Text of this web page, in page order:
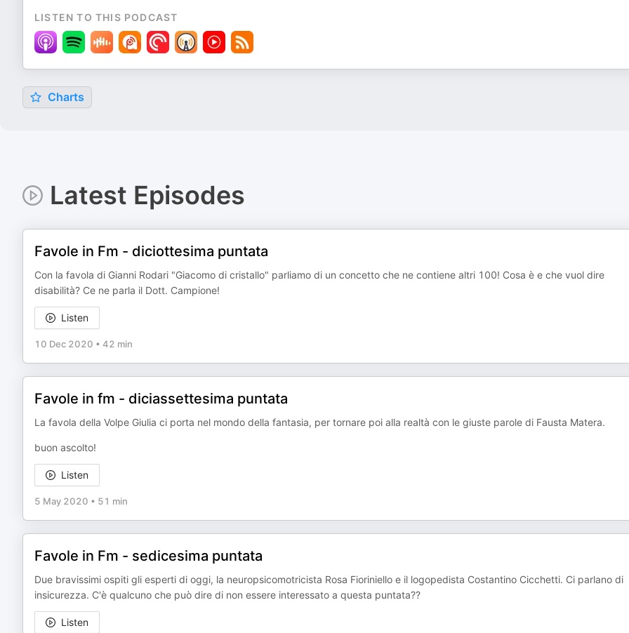
LISTEN TO THIS PODCAST
Charts
Latest Episodes
Favole in Fm - diciottesima puntata
Con la favola di Gianni Rodari "Giacomo di cristallo" parliamo di un concetto che ne contiene altri 100! Cosa è e che vuol dire
disabilità? Ce ne parla il Dott. Campione!
Listen
10 Dec 2020 • 42 min
Favole in fm - diciassettesima puntata
La favola della Volpe Giulia ci porta nel mondo della fantasia, per tornare poi alla realtà con le giuste parole di Fausta Matera.
buon ascolto!
Listen
5 May 2020 • 51 min
Favole in Fm - sedicesima puntata
Due bravissimi ospiti gli esperti di oggi, la neuropsicomotricista Rosa Fioriniello e il logopedista Costantino Cicchetti. Ci parlano di
insicurezza. C'è qualcuno che può dire di non essere interessato a questa puntata??
Listen